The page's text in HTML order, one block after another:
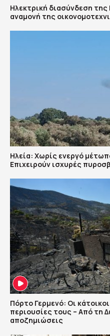
Ηλεκτρική διασύνδεση
αναμονή της
Ηλεία: Χωρίς ενεργό
Επιχειρούν ισχυρές
Πόρτο Γερμενό: Οι
περιουσίες τους – Aπό τη
αποζημιώσεις